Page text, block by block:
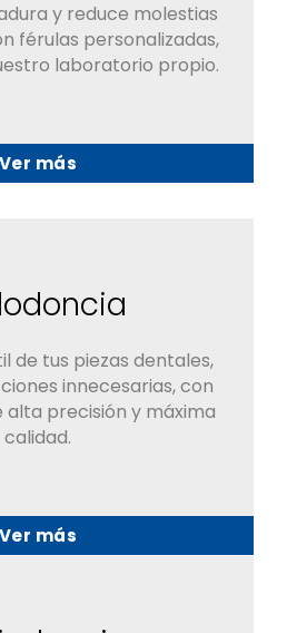
y reduce molestias
férulas personalizadas,
laboratorio propio.
Ver más
de tus piezas dentales,
innecesarias, con
precisión y máxima
calidad.
Ver más